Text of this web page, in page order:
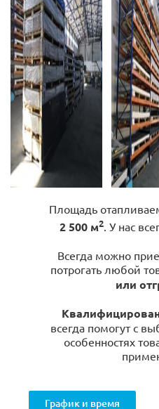
Площадь
2 500 м2. У нас
Всегда можно
потрогать любой
или
всегда помогут с
особенностях
График и время